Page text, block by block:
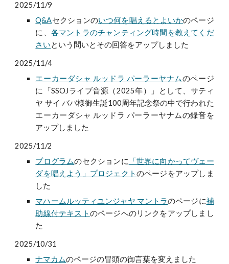
2025/11/9
Q&Aセクションのいつ何を唱えるとよいかのページ
に、 各マントラのチャンティング時間を教えてくだ
さいという問いとその回答をアップしました
2025/11/4
エーカーダシャ ルッドラ パーラーヤナムのページ
に「SSOJライブ音源（2025年）」として、 サティ
ヤ サイ ババ様御生誕100周年記念祭の中で行われた
エーカーダシャ ルッドラ パーラーヤナムの録音を
アップしました
2025/11/2
プログラムのセクションに
「世界に向かってヴェー
ダを唱えよう」プロジェクトのページをアップしま
した
マハームルッティユンジャヤ マントラのページに補
助線付テキストのページへのリンクをアップしまし
た
2025/10/31
ナマカムのページの冒頭の御言葉を変えました